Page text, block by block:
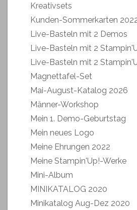
Kreativsets
Kunden-Sommerkarten
Live-Basteln mit 2 Demos
Live-Basteln mit 2
Live-Basteln mit 2
Magnettafel-Set
Mai-August-Katalog 2026
Männer-Workshop
Mein 1. Demo-Geburtstag
Mein neues Logo
Meine Ehrungen 2022
Meine Stampin'Up!-Werke
Mini-Album
MINIKATALOG 2020
Minikatalog Aug-Dez 2020